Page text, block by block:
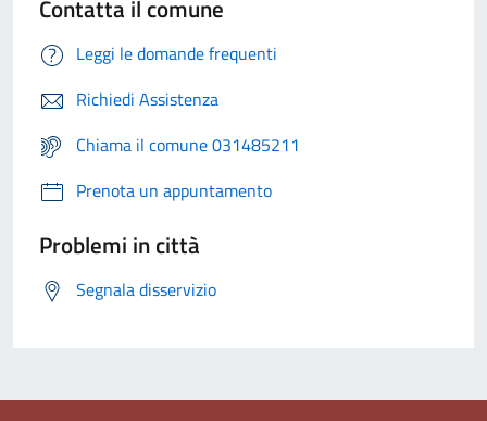
Contatta il comune
Leggi le domande frequenti
Richiedi Assistenza
Chiama il comune 031485211
Prenota un appuntamento
Problemi in città
Segnala disservizio